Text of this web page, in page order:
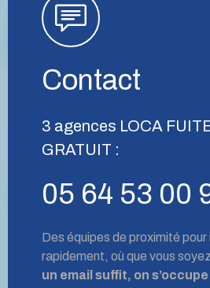
Contact
3 agences LOCA
GRATUIT :
05 64 53 00
Des équipes de proximité pour
rapidement, où que vous
un email suffit, on